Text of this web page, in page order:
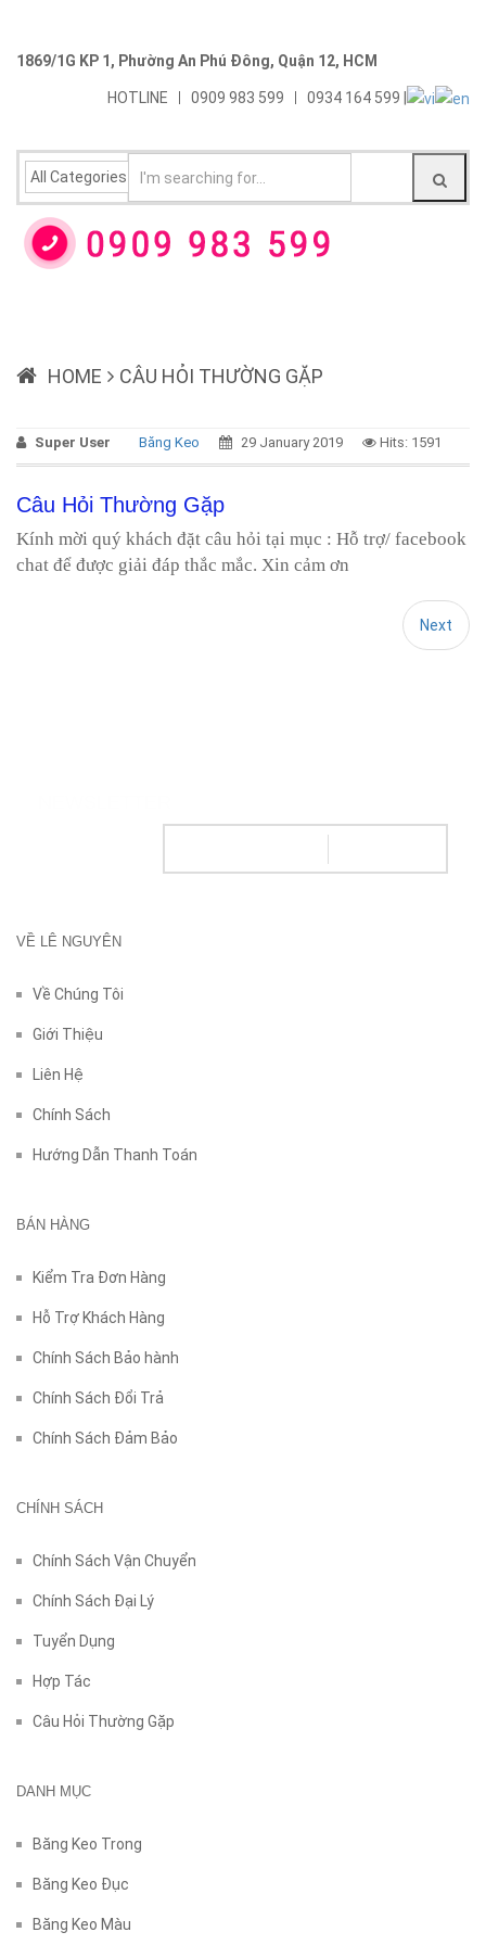
1869/1G KP 1, Phường An Phú Đông, Quận 12, HCM
HOTLINE 0909 983 599 0934 164 599 |
HOME CÂU HỎI THƯỜNG GẶP
Super User Băng Keo 29 January 2019 Hits: 1591
Câu Hỏi Thường Gặp
Kính mời quý khách đặt câu hỏi tại mục : Hỗ trợ/ facebook
chat để được giải đáp thắc mắc. Xin cảm ơn
Next
VỀ LÊ NGUYÊN
Về Chúng Tôi
Giới Thiệu
Liên Hệ
Chính Sách
Hướng Dẫn Thanh Toán
BÁN HÀNG
Kiểm Tra Đơn Hàng
Hỗ Trợ Khách Hàng
Chính Sách Bảo hành
Chính Sách Đổi Trả
Chính Sách Đảm Bảo
CHÍNH SÁCH
Chính Sách Vận Chuyển
Chính Sách Đại Lý
Tuyển Dụng
Hợp Tác
Câu Hỏi Thường Gặp
DANH MỤC
Băng Keo Trong
Băng Keo Đục
Băng Keo Màu